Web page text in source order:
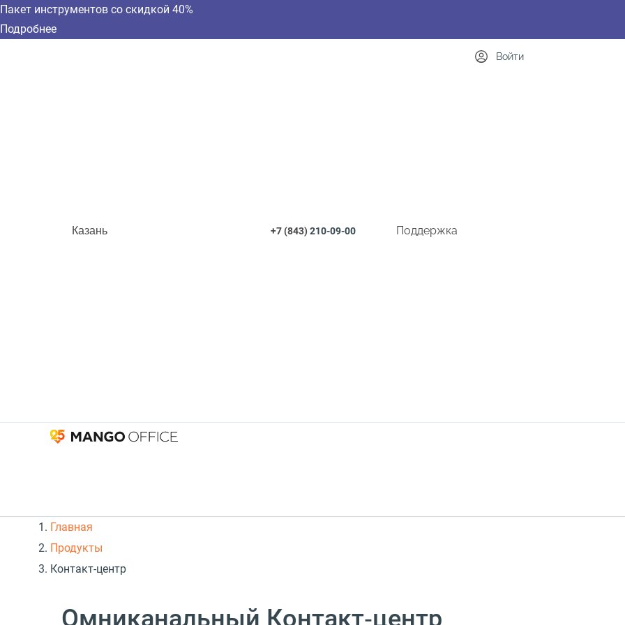
Пакет инструментов со скидкой 40%
Подробнее
Казань +7 (843)210-09-00 Поддержка
Войти
Главная
Продукты
Контакт-центр
Омниканальный Контакт‑центр